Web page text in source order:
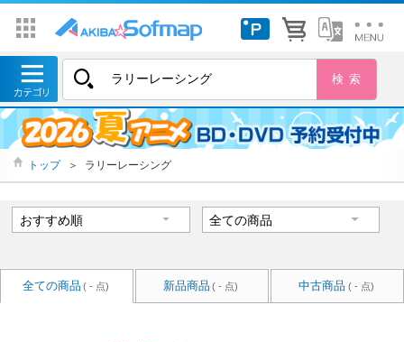
トップ ＞ ラリーレーシング
全ての商品 ( - 点) 新品商品 ( - 点) 中古商品 ( - 点)